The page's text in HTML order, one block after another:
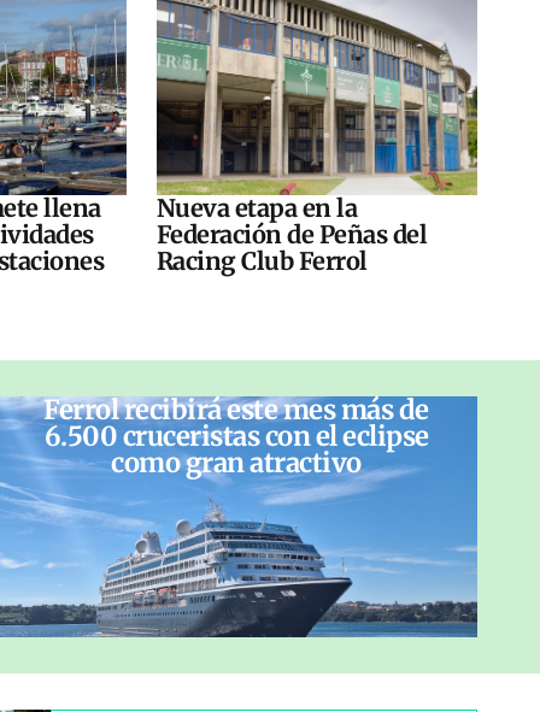
llena
Nueva etapa en la
Federación de Peñas del
Racing Club Ferrol
Ferrol recibirá este mes más de
6.500 cruceristas con el eclipse
como gran atractivo